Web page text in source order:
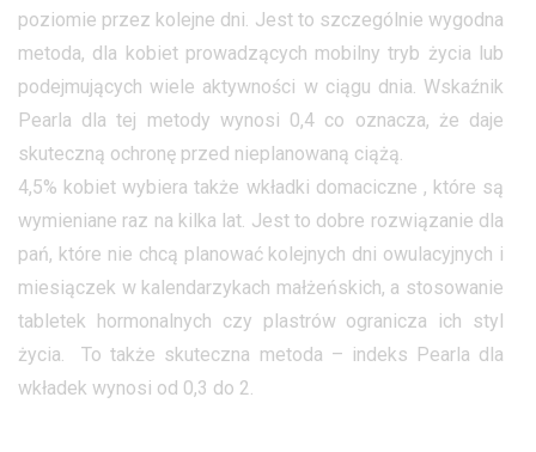
poziomie przez kolejne dni. Jest to szczególnie wygodna
metoda, dla kobiet prowadzących mobilny tryb życia lub
podejmujących wiele aktywności w ciągu dnia. Wskaźnik
Pearla dla tej metody wynosi 0,4 co oznacza, że daje
skuteczną ochronę przed nieplanowaną ciążą.
4,5% kobiet wybiera także wkładki domaciczne , które są
wymieniane raz na kilka lat. Jest to dobre rozwiązanie dla
pań, które nie chcą planować kolejnych dni owulacyjnych i
miesiączek w kalendarzykach małżeńskich, a stosowanie
tabletek hormonalnych czy plastrów ogranicza ich styl
życia. To także skuteczna metoda – indeks Pearla dla
wkładek wynosi od 0,3 do 2.